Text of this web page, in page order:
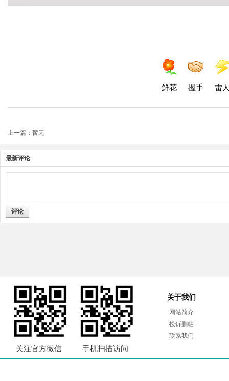
鲜花 握手 雷
上一篇：暂无
最新评论
评论
关注官方微信 手机扫描访问
关于我们
网站简介
投诉删帖
联系我们